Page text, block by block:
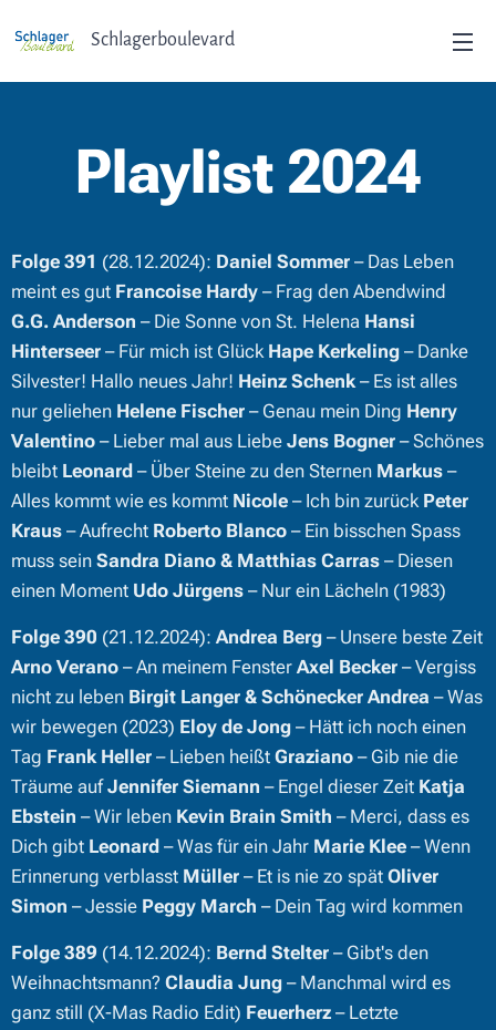
Schlagerboulevard
Playlist 2024
Folge 391 (28.12.2024): Daniel Sommer – Das Leben
meint es gut Francoise Hardy – Frag den Abendwind
G.G. Anderson – Die Sonne von St. Helena Hansi
Hinterseer – Für mich ist Glück Hape Kerkeling – Danke
Silvester! Hallo neues Jahr! Heinz Schenk– Es ist alles
nur geliehen Helene Fischer – Genau mein Ding Henry
Valentino – Lieber mal aus Liebe Jens Bogner – Schönes
bleibt Leonard – Über Steine zu den Sternen Markus –
Alles kommt wie es kommt Nicole – Ich bin zurück Peter
Kraus – Aufrecht Roberto Blanco – Ein bisschen Spass
muss sein Sandra Diano & Matthias Carras – Diesen
einen Moment Udo Jürgens – Nur ein Lächeln (1983)
Folge 390 (21.12.2024): Andrea Berg – Unsere beste Zeit
Arno Verano – An meinem Fenster Axel Becker – Vergiss
nicht zu leben Birgit Langer & Schönecker Andrea – Was
wir bewegen (2023) Eloy de Jong – Hätt ich noch einen
Tag Frank Heller – Lieben heißt Graziano – Gib nie die
Träume aufJennifer Siemann – Engel dieser Zeit Katja
Ebstein – Wir leben Kevin Brain Smith – Merci, dass es
Dich gibt Leonard – Was für ein Jahr Marie Klee – Wenn
Erinnerung verblasst Müller – Et is nie zo spät Oliver
Simon – Jessie Peggy March – Dein Tag wird kommen
Folge 389 (14.12.2024): Bernd Stelter – Gibt's den
Weihnachtsmann? Claudia Jung – Manchmal wird es
ganz still (X-Mas Radio Edit) Feuerherz – Letzte